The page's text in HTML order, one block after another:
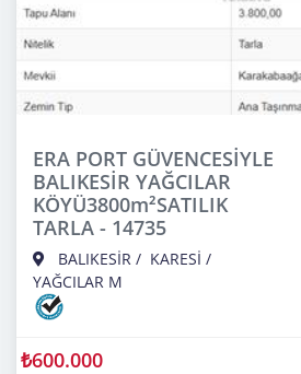
ERA PORT GÜVENCESİYLE
BALIKESİR YAĞCILAR
KÖYÜ3800m²SATILIK
TARLA - 14735
BALIKESİR / KARESİ /
YAĞCILAR M
₺600.000